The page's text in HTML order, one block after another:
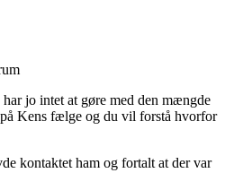
jo intet at gøre med den mængde
Kens fælge og du vil forstå hvorfor
kontaktet ham og fortalt at der var